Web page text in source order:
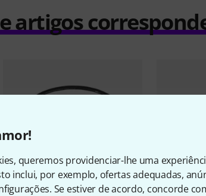
queremos providenciar-lhe uma
inclui, por exemplo, ofertas adequadas,
Se estiver de acordo, concorde
artigos